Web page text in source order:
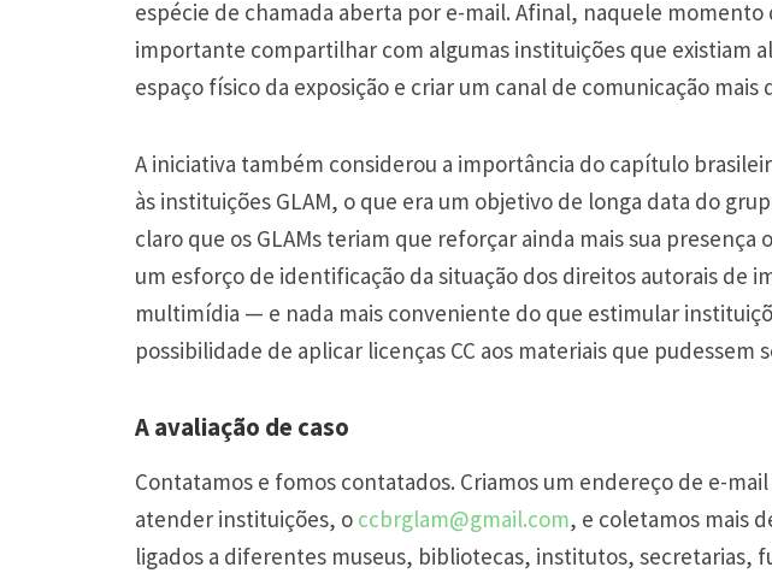
espécie de chamada aberta por e-mail. Afinal, naquele
importante compartilhar com algumas instituições que existiam
espaço físico da exposição e criar um canal de comunicação mais
A iniciativa também considerou a importância do capítulo
às instituições GLAM, o que era um objetivo de longa data do
claro que os GLAMs teriam que reforçar ainda mais sua
um esforço de identificação da situação dos direitos autorais de
multimídia — e nada mais conveniente do que estimular
possibilidade de aplicar licenças CC aos materiais que pudessem
A avaliação de caso
Contatamos e fomos contatados. Criamos um endereço de e-
atender instituições, o ccbrglam@gmail.com, e coletamos mais
ligados a diferentes museus, bibliotecas, institutos, secretarias,